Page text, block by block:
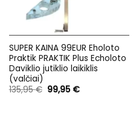
SUPER KAINA 99EUR Eholoto
Praktik PRAKTIK Plus Echoloto
Daviklio jutiklio laikiklis
(valčiai)
135,95€ Original
price
99,95 €Current